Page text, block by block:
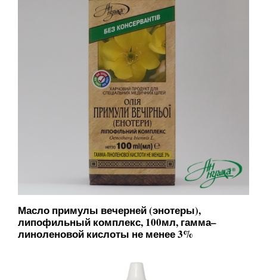
Масло примулы вечерней (энотеры),
липофильный комплекс, 100мл, гамма–
линоленовой кислоты не менее 3%